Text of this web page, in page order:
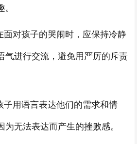
面对孩子的哭闹时，应保持冷静
气进行交流，避免用严厉的斥责
子用语言表达他们的需求和情
为无法表达而产生的挫败感。